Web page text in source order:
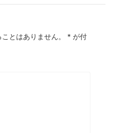
とはありません。 * が付